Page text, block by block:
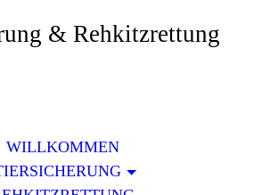
& Rehkitzrettung
WILLKOMMEN